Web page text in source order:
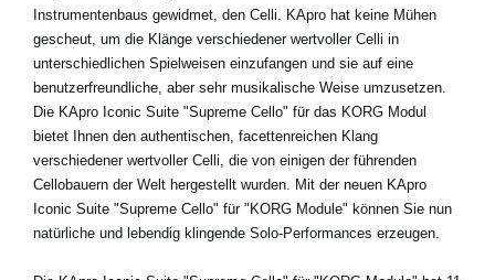
Instrumentenbaus gewidmet, den Celli. KApro hat keine Mühen
gescheut, um die Klänge verschiedener wertvoller Celli in
unterschiedlichen Spielweisen einzufangen und sie auf eine
benutzerfreundliche, aber sehr musikalische Weise umzusetzen.
Die KApro Iconic Suite "Supreme Cello" für das KORG Modul
bietet Ihnen den authentischen, facettenreichen Klang
verschiedener wertvoller Celli, die von einigen der führenden
Cellobauern der Welt hergestellt wurden. Mit der neuen KApro
Iconic Suite "Supreme Cello" für "KORG Module" können Sie nun
natürliche und lebendig klingende Solo-Performances erzeugen.